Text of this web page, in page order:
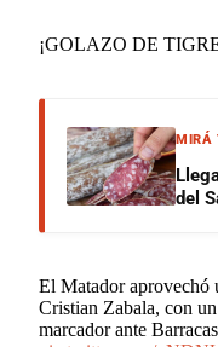
¡GOLAZO DE
MIRÁ
del
El Matador aprovechó
Cristian Zabala, con
marcador ante